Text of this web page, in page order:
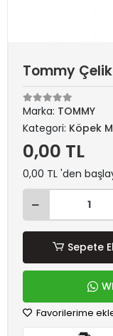
Tommy
Marka: TOMMY
Kategori: Köpek
0,00 TL
0,00 TL 'den
Sepete
Favorilerime